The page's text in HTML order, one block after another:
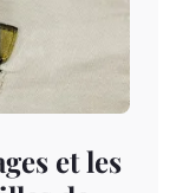
et les